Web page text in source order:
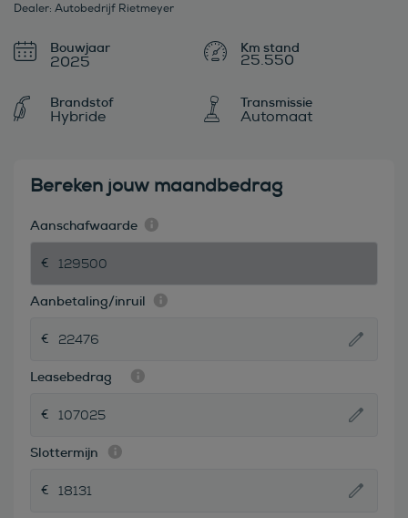
Dealer: Autobedrijf Rietmeyer
Bouwjaar
2025 25.550
Brandstof
Hybride
Transmissie
Automaat
Bereken jouw maandbedrag
Aanschafwaarde
Aanbetaling/inruil
Leasebedrag
Slottermijn